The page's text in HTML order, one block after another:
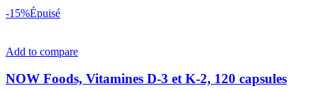
-15%Épuisé
Add to compare
NOW Foods, Vitamines D-3 et K-2, 120 capsules